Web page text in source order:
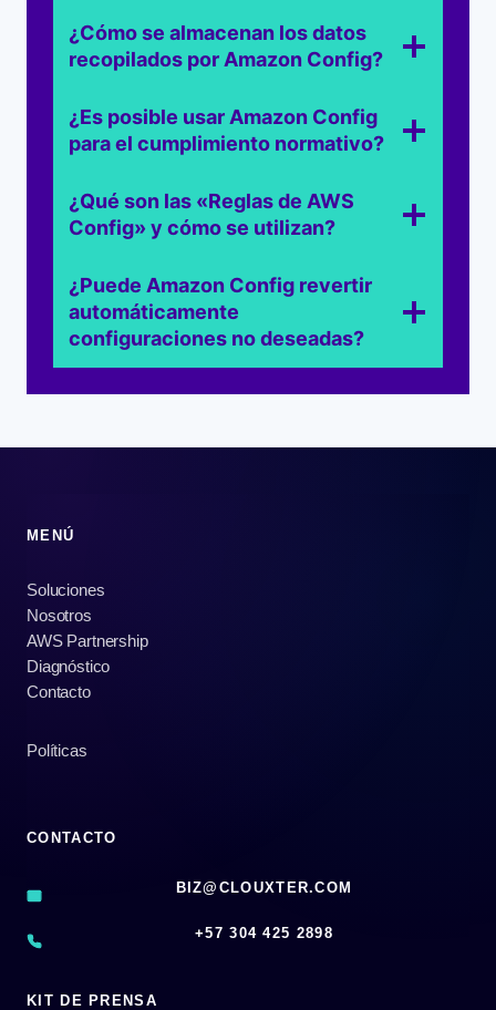
¿Cómo se almacenan los datos
recopilados por Amazon Config?
¿Es posible usar Amazon Config
para el cumplimiento normativo?
¿Qué son las «Reglas de AWS
Config» y cómo se utilizan?
¿Puede Amazon Config revertir
automáticamente
configuraciones no deseadas?
MENÚ
Soluciones
Nosotros
AWS Partnership
Diagnóstico
Contacto
Políticas
CONTACTO
BIZ@CLOUXTER.COM
‪+57 304 425 2898
KIT DE PRENSA